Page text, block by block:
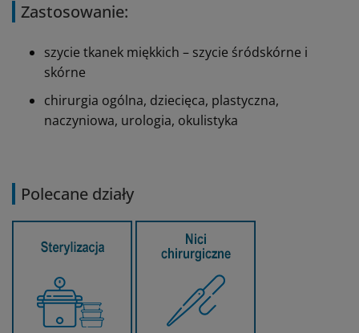
Zastosowanie:
szycie tkanek miękkich – szycie śródskórne i
skórne
chirurgia ogólna, dziecięca, plastyczna,
naczyniowa, urologia, okulistyka
Polecane działy